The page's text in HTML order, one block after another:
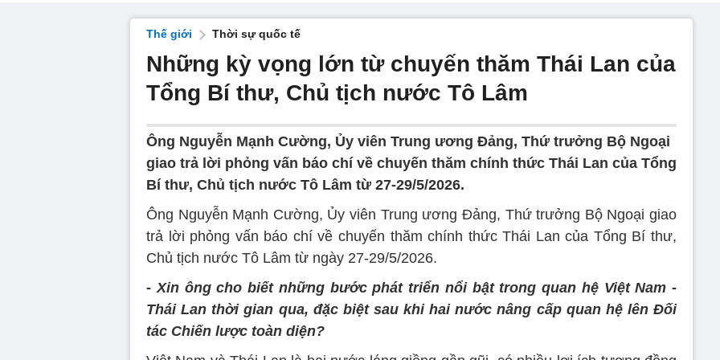
Thế giới Thời sự quốc tế
Những kỳ vọng lớn từ chuyến thăm Thái Lan của
Tổng Bí thư, Chủ tịch nước Tô Lâm
Ông Nguyễn Mạnh Cường, Ủy viên Trung ương Đảng, Thứ trưởng Bộ Ngoại
giao trả lời phỏng vấn báo chí về chuyến thăm chính thức Thái Lan của Tổng
Bí thư, Chủ tịch nước Tô Lâm từ 27-29/5/2026.
Ông Nguyễn Mạnh Cường, Ủy viên Trung ương Đảng, Thứ trưởng Bộ Ngoại giao
trả lời phỏng vấn báo chí về chuyến thăm chính thức Thái Lan của Tổng Bí thư,
Chủ tịch nước Tô Lâm từ ngày 27-29/5/2026.
-Xin ông cho biết những bước phát triển nổi bật trong quan hệ Việt Nam -
Thái Lan thời gian qua, đặc biệt sau khi hai nước nâng cấp quan hệ lên Đối
tác Chiến lược toàn diện?